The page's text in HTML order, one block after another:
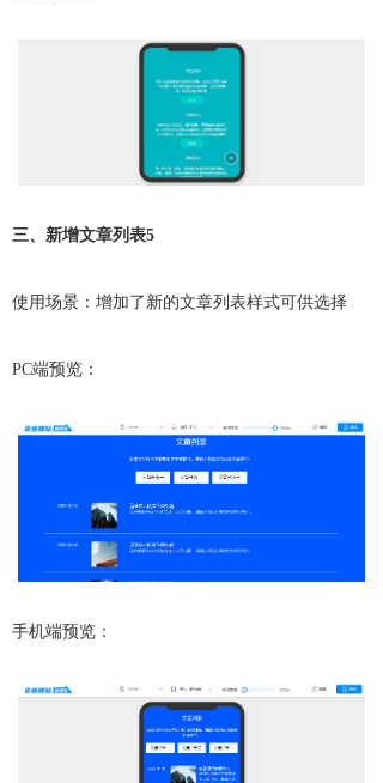
三、新增文章列表5
使用场景：增加了新的文章列表样式可供选择
PC端预览：
手机端预览：